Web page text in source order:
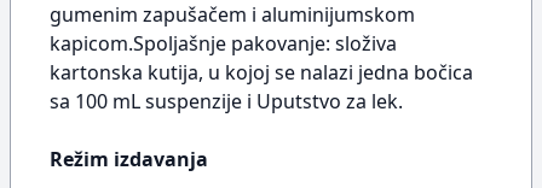
gumenim zapušačem i aluminijumskom
kapicom.Spoljašnje pakovanje: složiva
kartonska kutija, u kojoj se nalazi jedna bočica
sa 100 mL suspenzije i Uputstvo za lek.
Režim izdavanja